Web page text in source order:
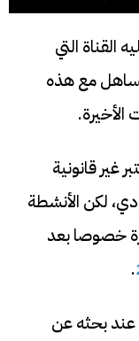
القناة التي
مع هذه
الأخيرة.
غير قانونية
لكن الأنشطة
خصوصا بعد
.
بحثه عن